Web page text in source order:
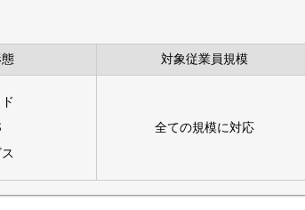
対象従業員規模
全ての規模に対応